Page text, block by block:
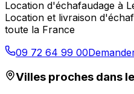
Location d'échafaudage à
Location et livraison
toute la France
09 72 64 99 00
Villes proches dans le